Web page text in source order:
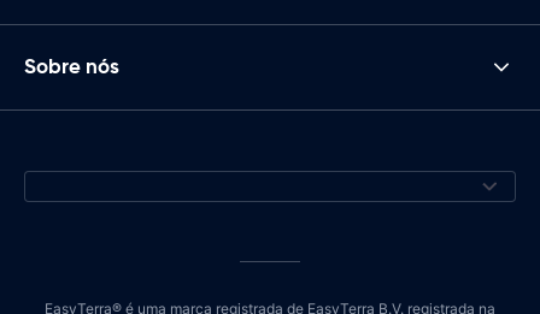
Sobre nós
EasyTerra® é uma marca registrada de EasyTerra B.V. registrada na